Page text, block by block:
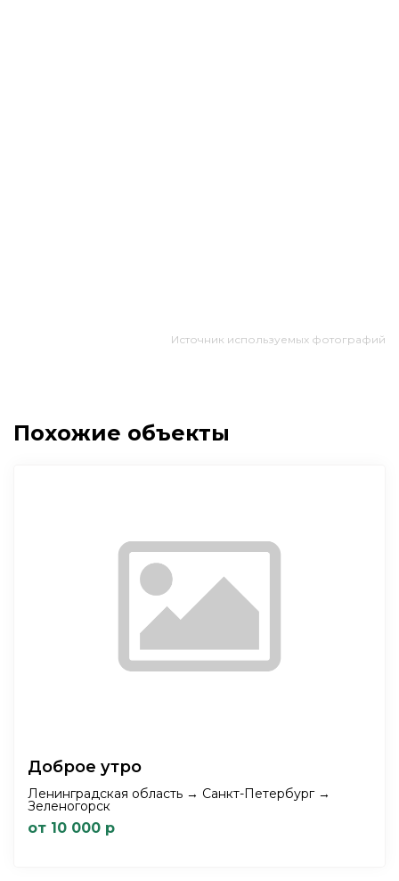
Источник используемых фотографий
Похожие объекты
Доброе утро
Ленинградская область → Санкт-Петербург →
Зеленогорск
от 10 000 р